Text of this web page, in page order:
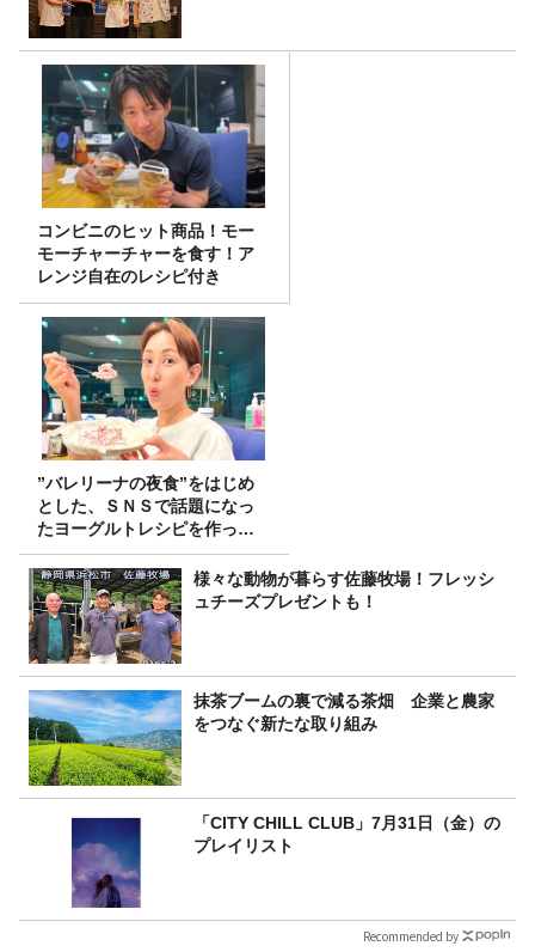
コンビニのヒット商品！モー
モーチャーチャーを食す！ア
レンジ自在のレシピ付き
”バレリーナの夜食”をはじめ
とした、ＳＮＳで話題になっ
たヨーグルトレシピを作って
みた！
様々な動物が暮らす佐藤牧場！フレッシ
ュチーズプレゼントも！
抹茶ブームの裏で減る茶畑 企業と農家
をつなぐ新たな取り組み
「CITY CHILL CLUB」7月31日（金）の
プレイリスト
Recommended by